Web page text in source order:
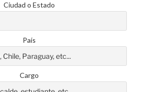
Ciudad o Estado
País
Cargo